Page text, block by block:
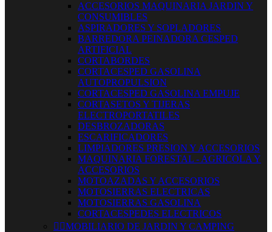
ACCESORIOS MAQUINARIA JARDIN Y
CONSUMIBLES
ASPIRADORES Y SOPLADORES
BARREDORA PEINADORA CESPED
ARTIFICIAL
CORTABORDES
CORTACESPED GASOLINA
AUTOPROPULSION
CORTACESPED GASOLINA EMPUJE
CORTASETOS Y TIJERAS
ELECTROPORTATILES
DESBROZADORAS
ESCARIFICADORES
LIMPIADORES PRESION Y ACCESORIOS
MAQUINARIA FORESTAL - AGRICOLA Y
ACCESORIOS
MOTOAZADAS Y ACCESORIOS
MOTOSIERRAS ELECTRICAS
MOTOSIERRAS GASOLINA
CORTACESPEDES ELECTRICOS
 MOBILIARIO DE JARDIN Y CAMPING